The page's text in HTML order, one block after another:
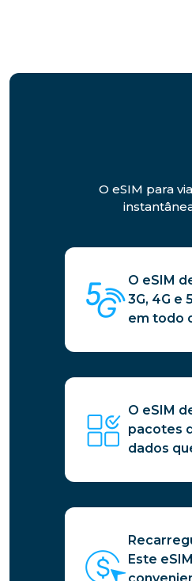
O eSIM para
O eSIM
3G, 4G e
em todo
O eSIM
pacotes
dados
Este